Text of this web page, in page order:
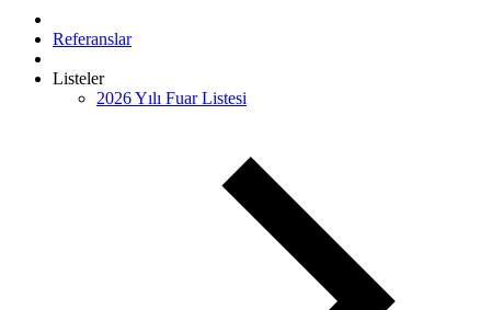
Referanslar
Listeler
2026 Yılı Fuar Listesi